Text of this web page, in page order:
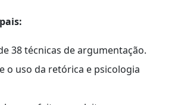
38 técnicas de argumentação.
o uso da retórica e psicologia